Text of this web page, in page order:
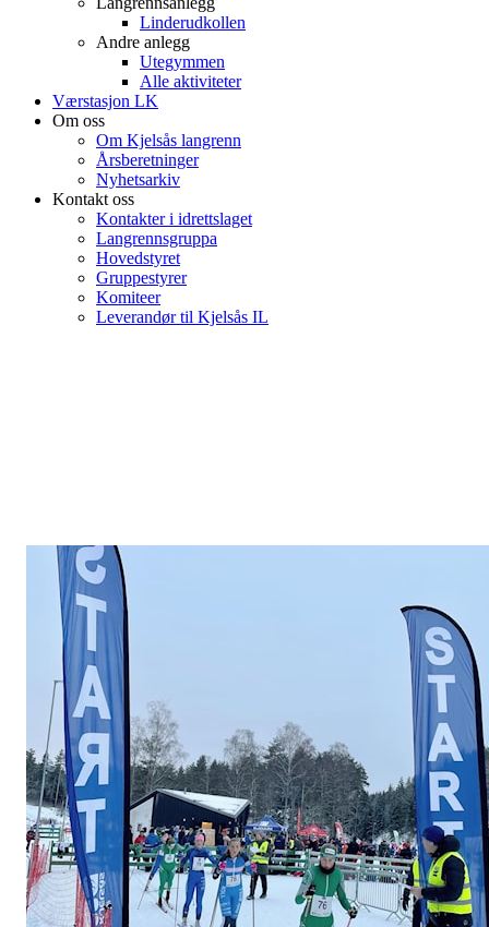
Linderudkollen
Andre anlegg
Utegymmen
Alle aktiviteter
Værstasjon LK
Om oss
Om Kjelsås langrenn
Årsberetninger
Nyhetsarkiv
Kontakt oss
Kontakter i idrettslaget
Langrennsgruppa
Hovedstyret
Gruppestyrer
Komiteer
Leverandør til Kjelsås IL